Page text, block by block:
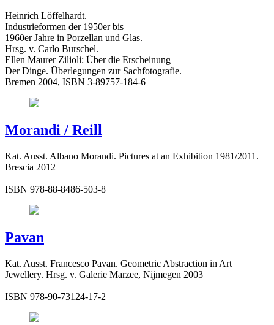
Heinrich Löffelhardt.
Industrieformen der 1950er bis
1960er Jahre in Porzellan und Glas.
Hrsg. v. Carlo Burschel.
Ellen Maurer Zilioli: Über die Erscheinung
Der Dinge. Überlegungen zur Sachfotografie.
Bremen 2004, ISBN 3-89757-184-6
Morandi / Reill
Kat. Ausst. Albano Morandi. Pictures at an Exhibition 1981/2011.
Brescia 2012
ISBN 978-88-8486-503-8
Pavan
Kat. Ausst. Francesco Pavan. Geometric Abstraction in Art
Jewellery. Hrsg. v. Galerie Marzee, Nijmegen 2003
ISBN 978-90-73124-17-2